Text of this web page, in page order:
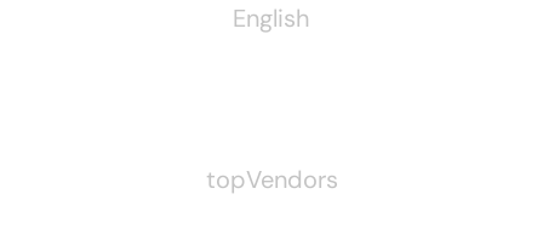
English
topVendors